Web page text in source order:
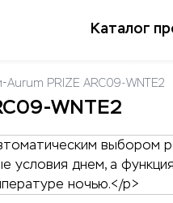
Каталог
-Aurum PRIZE ARC09-WNTE2
WNTE2